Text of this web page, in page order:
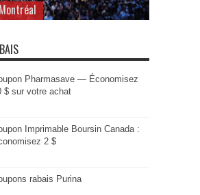
Pharmasave — Économisez
$ sur votre achat
Imprimable Boursin Canada :
2 $
rabais Purina